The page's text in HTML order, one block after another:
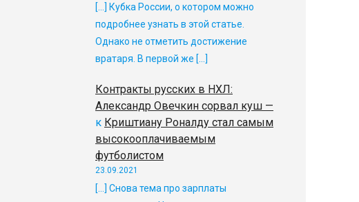
[…] Кубка России, о котором можно
подробнее узнать в этой статье.
Однако не отметить достижение
вратаря. В первой же […]
Контракты русских в НХЛ:
Александр Овечкин сорвал куш —
к Криштиану Роналду стал самым
высокооплачиваемым
футболистом
23.09.2021
[…] Снова тема про зарплаты